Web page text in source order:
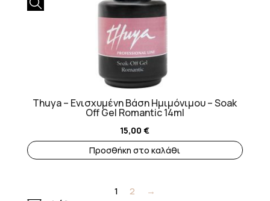
Thuya – Ενισχυμένη Βάση Ημιμόνιμου – Soak
Off Gel Romantic 14ml
15,00€
Προσθήκη στο καλάθι
1 2 →